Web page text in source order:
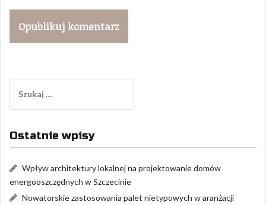
Ostatnie wpisy
Wpływ architektury lokalnej na projektowanie domów
energooszczędnych w Szczecinie
Nowatorskie zastosowania palet nietypowych w aranżacji